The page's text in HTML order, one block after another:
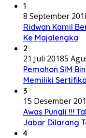
1
8 September
Ridwan Kamil
Ke Majalengka
2
21 Juli 20185
Pemohon SIM
Memiliki
3
15 Desember
Awas Pungli !!!
Jabar Dilarang
4